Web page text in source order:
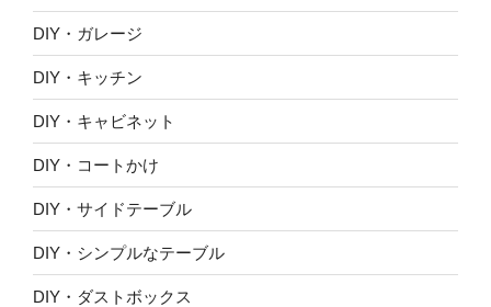
DIY・ガレージ
DIY・キッチン
DIY・キャビネット
DIY・コートかけ
DIY・サイドテーブル
DIY・シンプルなテーブル
DIY・ダストボックス